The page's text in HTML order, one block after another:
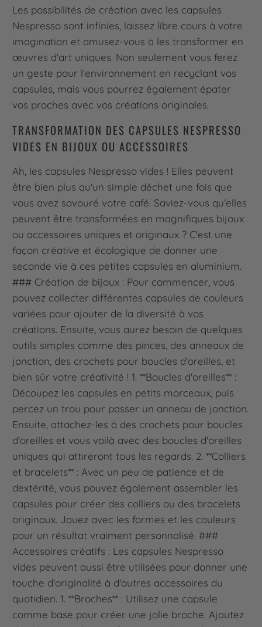
Les possibilités de création avec les capsules
Nespresso sont infinies, laissez libre cours à votre
imagination et amusez-vous à les transformer en
œuvres d'art uniques. Non seulement vous ferez
un geste pour l'environnement en recyclant vos
capsules, mais vous pourrez également épater
vos proches avec vos créations originales.
TRANSFORMATION DES CAPSULES NESPRESSO
VIDES EN BIJOUX OU ACCESSOIRES
Ah, les capsules Nespresso vides ! Elles peuvent
être bien plus qu'un simple déchet une fois que
vous avez savouré votre café. Saviez-vous qu'elles
peuvent être transformées en magnifiques bijoux
ou accessoires uniques et originaux ? C'est une
façon créative et écologique de donner une
seconde vie à ces petites capsules en aluminium.
### Création de bijoux : Pour commencer, vous
pouvez collecter différentes capsules de couleurs
variées pour ajouter de la diversité à vos
créations. Ensuite, vous aurez besoin de quelques
outils simples comme des pinces, des anneaux de
jonction, des crochets pour boucles d'oreilles, et
bien sûr votre créativité ! 1. **Boucles d'oreilles** :
Découpez les capsules en petits morceaux, puis
percez un trou pour passer un anneau de jonction.
Ensuite, attachez-les à des crochets pour boucles
d'oreilles et vous voilà avec des boucles d'oreilles
uniques qui attireront tous les regards. 2. **Colliers
et bracelets** : Avec un peu de patience et de
dextérité, vous pouvez également assembler les
capsules pour créer des colliers ou des bracelets
originaux. Jouez avec les formes et les couleurs
pour un résultat vraiment personnalisé. ###
Accessoires créatifs : Les capsules Nespresso
vides peuvent aussi être utilisées pour donner une
touche d'originalité à d'autres accessoires du
quotidien. 1. **Broches** : Utilisez une capsule
comme base pour créer une jolie broche. Ajoutez